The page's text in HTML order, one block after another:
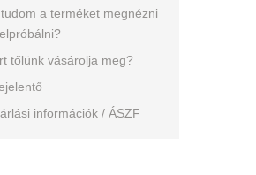
a terméket megnézni
tőlünk vásárolja meg?
információk / ÁSZF